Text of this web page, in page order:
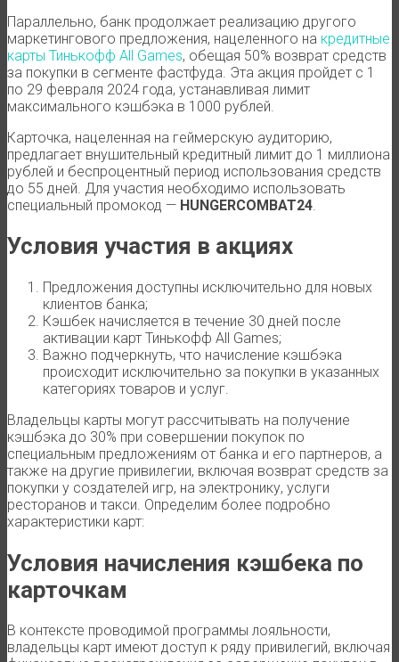
Параллельно, банк продолжает реализацию другого
маркетингового предложения, нацеленного на кредитные
карты Тинькофф All Games, обещая 50% возврат средств
за покупки в сегменте фастфуда. Эта акция пройдет с 1
по 29 февраля 2024 года, устанавливая лимит
максимального кэшбэка в 1000 рублей.
Карточка, нацеленная на геймерскую аудиторию,
предлагает внушительный кредитный лимит до 1 миллиона
рублей и беспроцентный период использования средств
до 55 дней. Для участия необходимо использовать
специальный промокод — HUNGERCOMBAT24
Условия участия в акциях
Предложения доступны исключительно для новых
клиентов банка;
Кэшбек начисляется в течение 30 дней после
активации карт Тинькофф All Games;
Важно подчеркнуть, что начисление кэшбэка
происходит исключительно за покупки в указанных
категориях товаров и услуг.
Владельцы карты могут рассчитывать на получение
кэшбэка до 30% при совершении покупок по
специальным предложениям от банка и его партнеров, а
также на другие привилегии, включая возврат средств за
покупки у создателей игр, на электронику, услуги
ресторанов и такси. Определим более подробно
характеристики карт:
Условия начисления кэшбека по
карточкам
В контексте проводимой программы лояльности,
владельцы карт имеют доступ к ряду привилегий, включая